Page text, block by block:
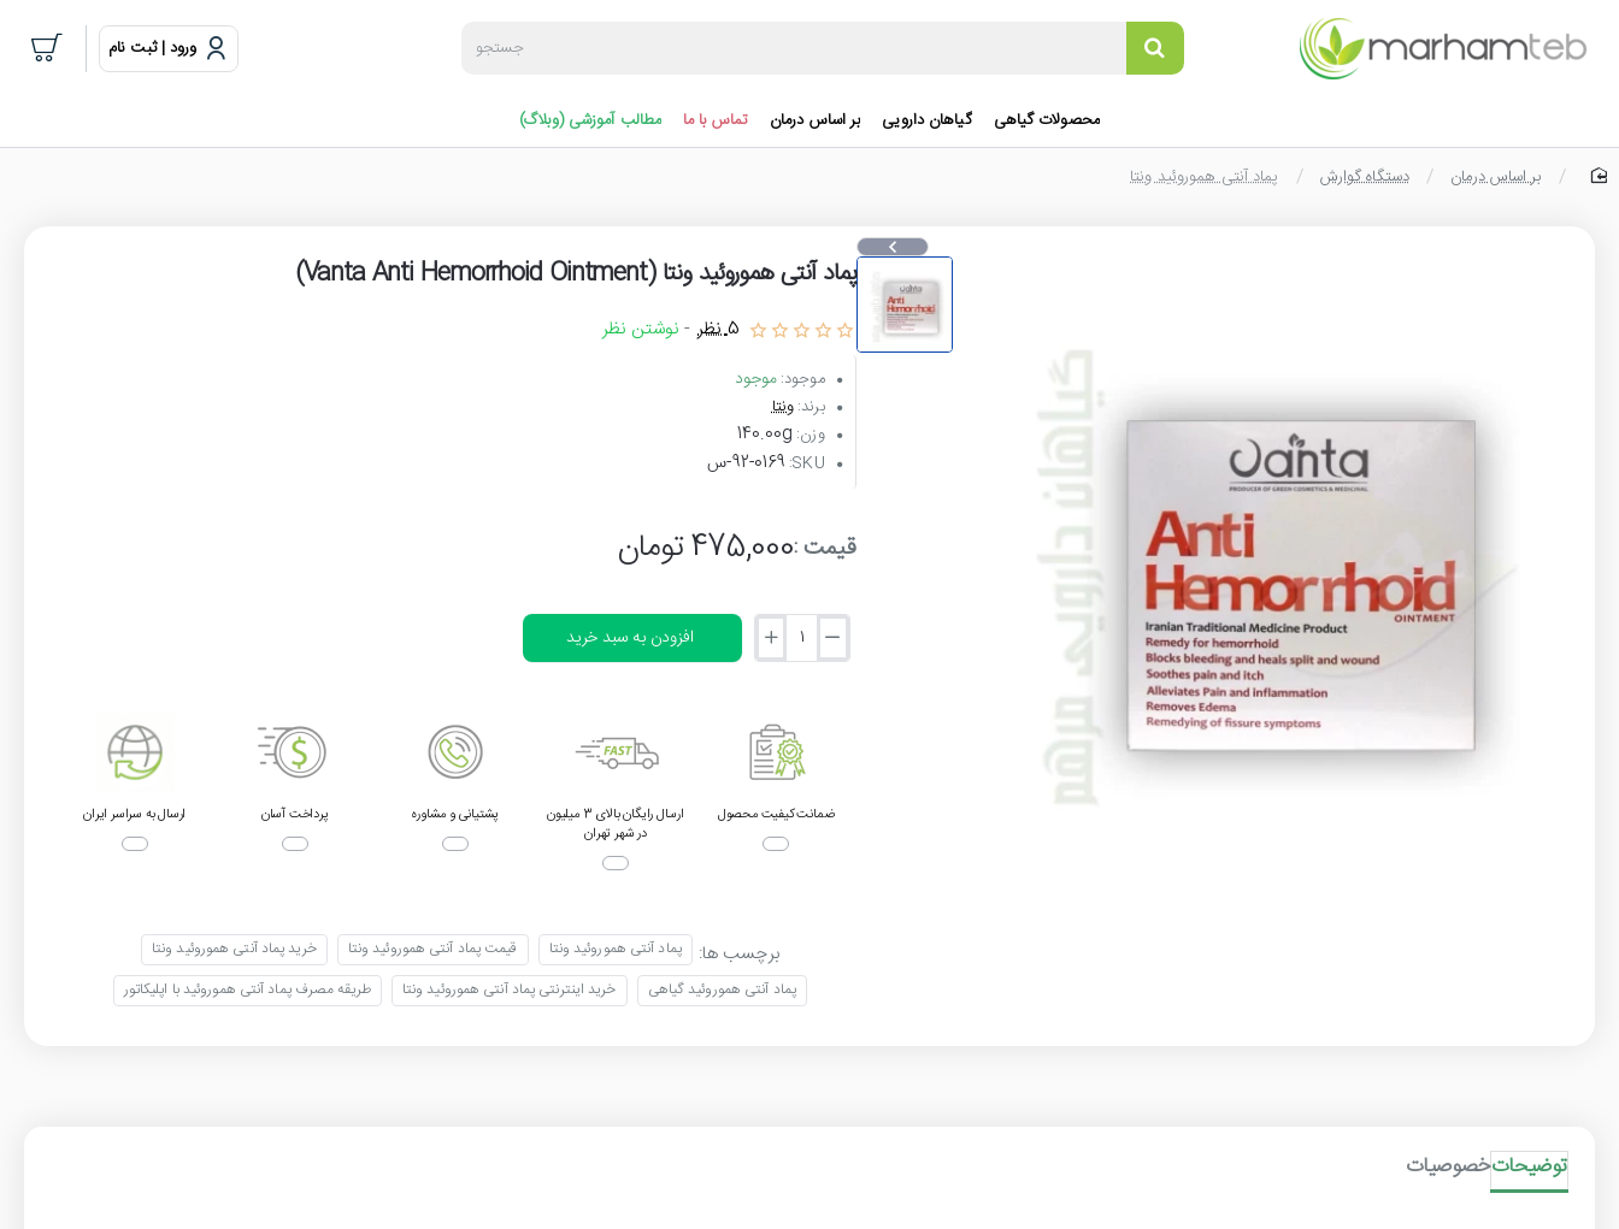
جستجو ورود | ثبت نام
محصولات گیاهی گیاهان دارویی بر اساس درمان تماس با ما مطالب آموزشی (وبلاگ)
home
بر اساس درمان دستگاه گوارش پماد آنتی هموروئید ونتا
پماد آنتی هموروئید ونتا (Vanta Anti Hemorrhoid Ointment)
موجود:موجود
برند:ونتا
وزن: 140.00g
SKU: 92-0169-س
5 نظر - نوشتن نظر
قیمت :475,000 تومان
افزودن به سبد خرید
ضمانت کیفیت محصول
ارسال رایگان بالای 3 میلیون
در شهر تهران
پشتیانی و مشاوره پرداخت آسان ارسال به سراسر ایران
برچسب ها: پماد آنتی هموروئید ونتا قیمت پماد آنتی هموروئید ونتا
خرید پماد آنتی هموروئید ونتا
پماد آنتی هموروئید گیاهی
خرید اینترنتی پماد آنتی هموروئید ونتا طریقه مصرف پماد آنتی هموروئید با اپلیکاتور
توضیحاتخصوصیات